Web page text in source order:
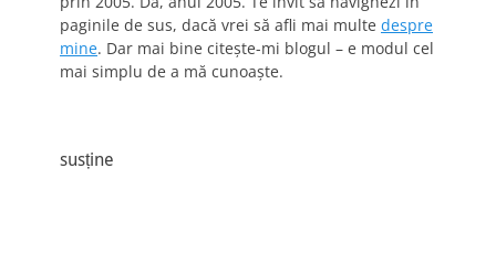
paginile de sus, dacă vrei să afli mai multe despre
mine. Dar mai bine citește-mi blogul – e modul cel
mai simplu de a mă cunoaște.
susține